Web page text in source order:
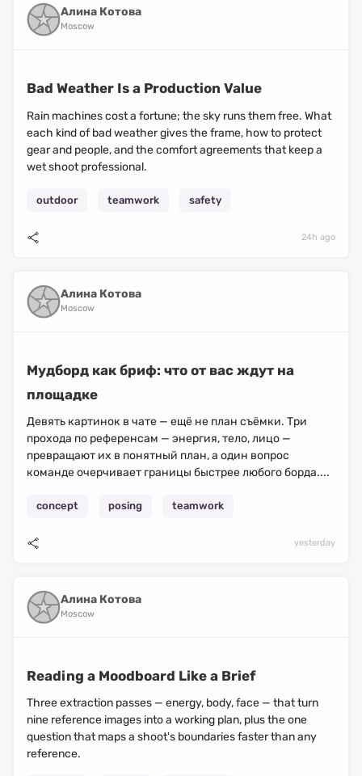
Алина Котова
Moscow
Bad Weather Is a Production Value
Rain machines cost a fortune; the sky runs them free. What
each kind of bad weather gives the frame, how to protect
gear and people, and the comfort agreements that keep a
wet shoot professional.
outdoor teamwork safety
24h ago
Алина Котова
Moscow
Мудборд как бриф: что от вас ждут на
площадке
Девять картинок в чате — ещё не план съёмки. Три
прохода по референсам — энергия, тело, лицо —
превращают их в понятный план, а один вопрос
команде очерчивает границы быстрее любого борда....
concept posing teamwork
yesterday
Алина Котова
Moscow
Reading a Moodboard Like a Brief
Three extraction passes — energy, body, face — that turn
nine reference images into a working plan, plus the one
question that maps a shoot's boundaries faster than any
reference.